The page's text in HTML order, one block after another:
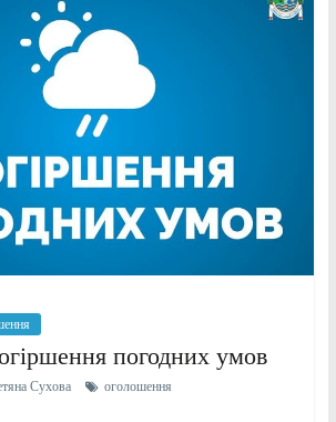
погодних умов
Сухова оголошення